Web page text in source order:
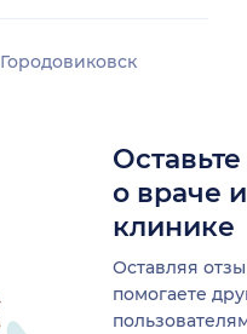
Городовиковск
о враче
клинике
Оставляя
помогаете